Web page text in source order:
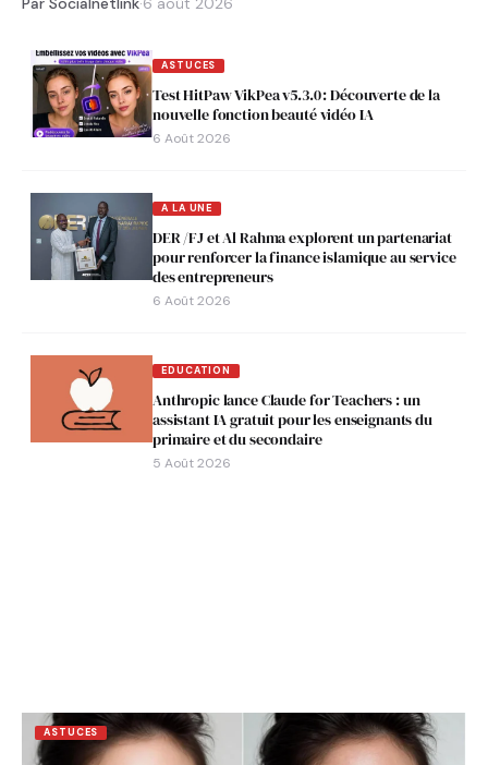
ASTUCES
Test HitPaw VikPea v5.3.0 : Découverte de la
nouvelle fonction beauté vidéo IA
6 Août 2026
A LA UNE
DER /FJ et Al Rahma explorent un partenariat
pour renforcer la finance islamique au service
des entrepreneurs
6 Août 2026
EDUCATION
Anthropic lance Claude for Teachers : un
assistant IA gratuit pour les enseignants du
primaire et du secondaire
5 Août 2026
ASTUCES